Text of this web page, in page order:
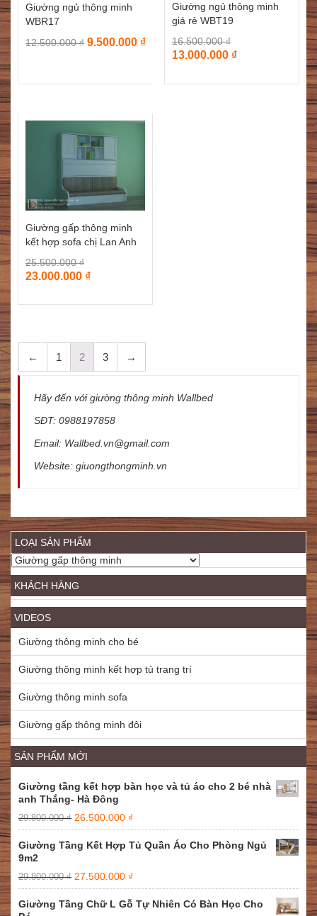
Giường ngủ thông minh
WBR17
12.500.000₫ 9.500.000 ₫
Giường ngủ thông minh
giá rẻ WBT19
16.500.000₫
13.000.000 ₫
Giường gấp thông minh
kết hợp sofa chị Lan Anh
25.500.000₫
23.000.000 ₫
← 1 2 3 →
Hãy đến với giường thông minh Wallbed
SĐT: 0988197858
Email: Wallbed.vn@gmail.com
Website: giuongthongminh.vn
LOẠI SẢN PHẨM
KHÁCH HÀNG
VIDEOS
Giường thông minh cho bé
Giường thông minh kết hợp tủ trang trí
Giường thông minh sofa
Giường gấp thông minh đôi
SẢN PHẨM MỚI
Giường tầng kết hợp bàn học và tủ áo cho 2 bé nhà
anh Thắng- Hà Đông
29.800.000₫ 26.500.000 ₫
Giường Tầng Kết Hợp Tủ Quần Áo Cho Phòng Ngủ
9m2
29.800.000₫ 27.500.000 ₫
Giường Tầng Chữ L Gỗ Tự Nhiên Có Bàn Học Cho